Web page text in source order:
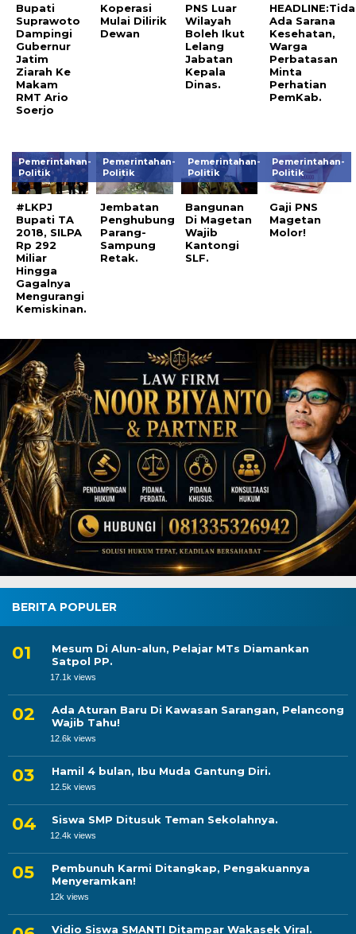
Bupati
Suprawoto
Dampingi
Gubernur
Jatim
Ziarah Ke
Makam
RMT Ario
Soerjo
Koperasi
Mulai Dilirik
Dewan
PNS Luar
Wilayah
Boleh Ikut
Lelang
Jabatan
Kepala
Dinas.
Ada Sarana
Kesehatan,
Warga
Perbatasan
Minta
Perhatian
PemKab.
Pemerintahan-
Politik
#LKPJ
Bupati TA
2018, SILPA
Rp 292
Miliar
Hingga
Gagalnya
Mengurangi
Kemiskinan.
Pemerintahan-
Politik
Jembatan
Penghubung
Parang-
Sampung
Retak.
Pemerintahan-
Politik
Bangunan
Di Magetan
Wajib
Kantongi
SLF.
Pemerintahan-
Politik
Gaji PNS
Magetan
Molor!
BERITA POPULER
Mesum Di Alun-alun, Pelajar MTs Diamankan
Satpol PP.
17.1k views
Ada Aturan Baru Di Kawasan Sarangan, Pelancong
Wajib Tahu!
12.6k views
Hamil 4 bulan, Ibu Muda Gantung Diri.
12.5k views
Siswa SMP Ditusuk Teman Sekolahnya.
12.4k views
Pembunuh Karmi Ditangkap, Pengakuannya
Menyeramkan!
12k views
Vidio Siswa SMANTI Ditampar Wakasek Viral.